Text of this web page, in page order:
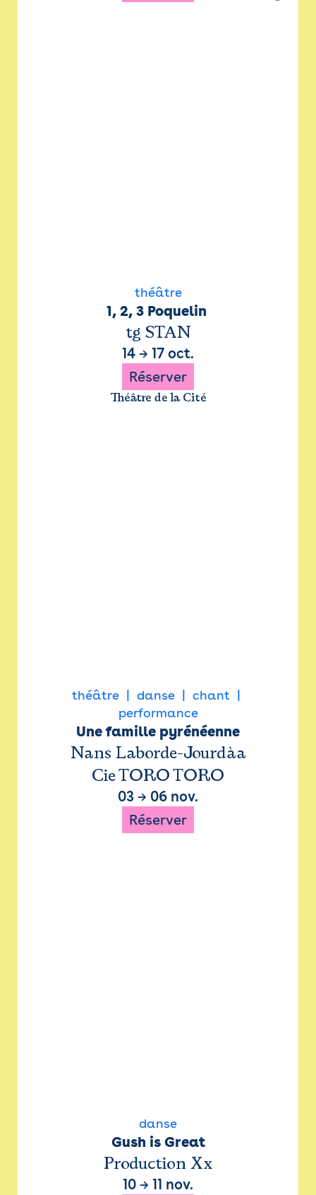
théâtre
1, 2, 3 Poquelin
tg STAN
14 → 17 oct.
Réserver
Théâtre de la Cité
théâtre danse
chant
performance
Une famille pyrénéenne
Nans Laborde-Jourdàa
Cie TORO TORO
03 → 06 nov.
Réserver
danse
Gush is Great
Production Xx
10 → 11 nov.